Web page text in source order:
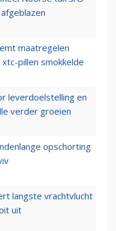
maatregelen
pillen smokkelde
leverdoelstelling en
verder groeien
opschorting
langste vrachtvlucht
uit